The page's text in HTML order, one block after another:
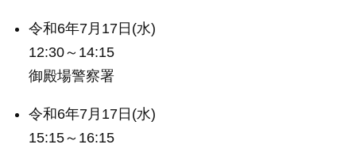
令和6年7月17日(水)
12:30～14:15
御殿場警察署
令和6年7月17日(水)
15:15～16:15